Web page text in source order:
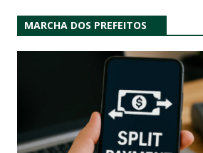
MARCHA DOS PREFEITOS